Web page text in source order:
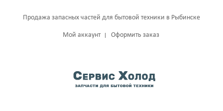
Продажа запасных частей для бытовой техники в Рыбинске
Мой аккаунт Оформить заказ